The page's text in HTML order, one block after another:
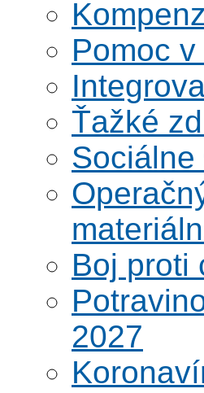
Pomoc
Ťažké
Boj proti
2027